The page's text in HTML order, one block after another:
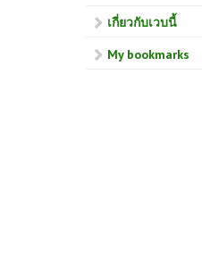
เกี่ยวกับเวบนี้
My bookmarks